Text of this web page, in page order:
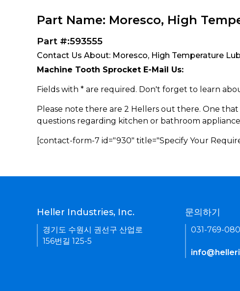
Part Name: Moresco, High
Part #:593555
Contact Us About: Moresco, High Temperature
Machine Tooth Sprocket E-Mail Us:
Fields with * are required. Don't forget to learn
Please note there are 2 Hellers out there. One
questions regarding kitchen or bathroom
[contact-form-7 id="930" title="Specify Your
Heller Industries, Inc.
경기도 수원시 권선구 산업로
156번길 125-5
문의하기
031-769-